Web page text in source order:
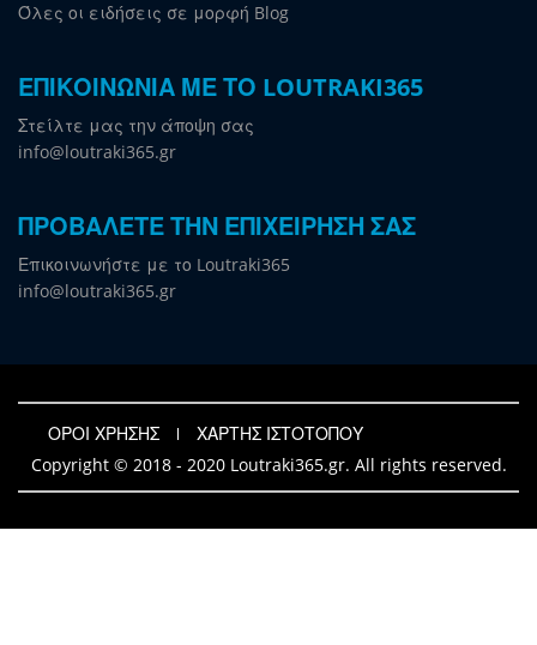
Όλες οι ειδήσεις σε μορφή Blog
ΕΠΙΚΟΙΝΩΝΙΑ ΜΕ ΤΟ LOUTRAKI365
Στείλτε μας την άποψη σας
info@loutraki365.gr
ΠΡΟΒΑΛΕΤΕ ΤΗΝ ΕΠΙΧΕΙΡΗΣΗ ΣΑΣ
Επικοινωνήστε με το Loutraki365
info@loutraki365.gr
ΟΡΟΙ ΧΡΗΣΗΣ
ΧΑΡΤΗΣ ΙΣΤΟΤΟΠΟΥ
Copyright © 2018 - 2020 Loutraki365.gr. All rights reserved.